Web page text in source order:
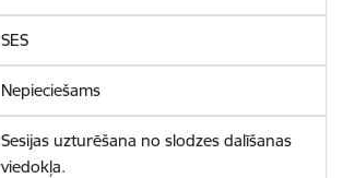
SES
Nepieciešams
Sesijas uzturēšana no slodzes dalīšanas
viedokļa.